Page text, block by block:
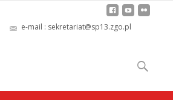
e-mail : sekretariat@sp13.zgo.pl
to
content
Szukaj: